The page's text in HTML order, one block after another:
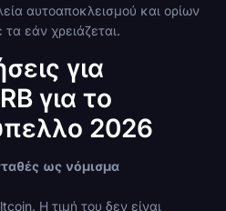
αυτοαποκλεισμού και ορίων
εάν χρειάζεται.
για
για το
2026
ως νόμισμα
Η τιμή του δεν είναι